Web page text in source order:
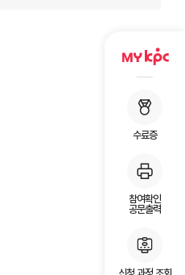
수료증
참여확인
공문출력